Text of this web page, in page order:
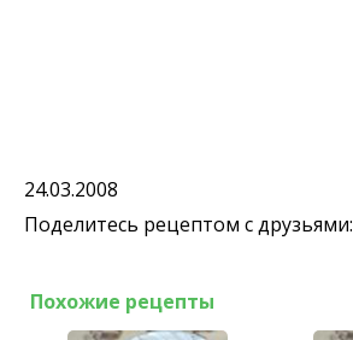
24.03.2008
Поделитесь рецептом с друзьями:
Похожие рецепты